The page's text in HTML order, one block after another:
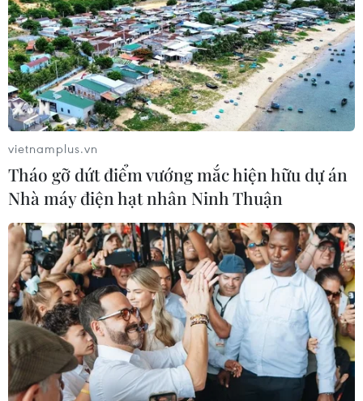
TIN CÙNG CHUYÊN MỤC
Nghệ An: OCOP đã có thương hiệu,
vì sao nông sản vẫn lo đầu ra?
08/08/2026 03:28
Xe điện Trung Quốc mở rộng
vietnamplus.vn
Tháo gỡ dứt điểm vướng mắc hiện hữu dự án
Nhà máy điện hạt nhân Ninh Thuận